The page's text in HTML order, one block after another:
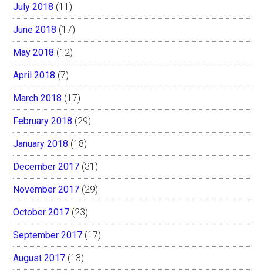
July 2018 (11)
June 2018 (17)
May 2018 (12)
April 2018 (7)
March 2018 (17)
February 2018 (29)
January 2018 (18)
December 2017 (31)
November 2017 (29)
October 2017 (23)
September 2017 (17)
August 2017 (13)